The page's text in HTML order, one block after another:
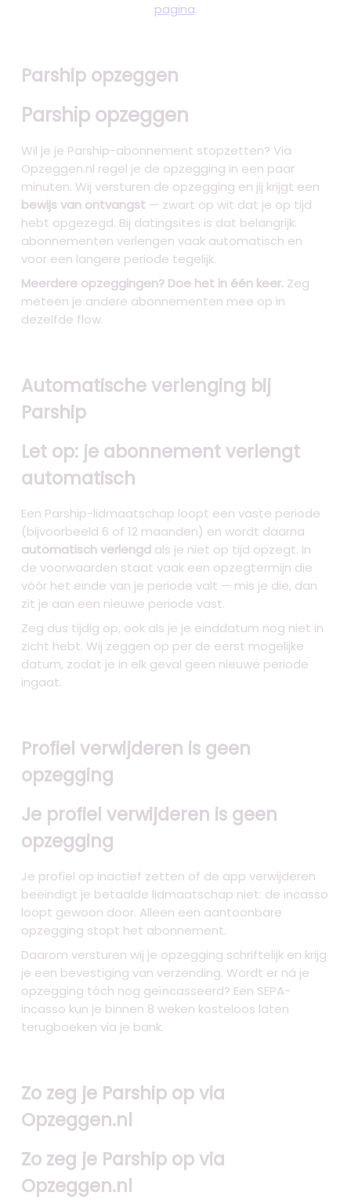
pagina.
Parship opzeggen
Parship opzeggen
Wil je je Parship-abonnement stopzetten? Via
Opzeggen.nl regel je de opzegging in een paar
minuten. Wij versturen de opzegging en jij krijgt een
bewijs van ontvangst — zwart op wit dat je op tijd
hebt opgezegd. Bij datingsites is dat belangrijk:
abonnementen verlengen vaak automatisch en
voor een langere periode tegelijk.
Meerdere opzeggingen? Doe het in één keer. Zeg
meteen je andere abonnementen mee op in
dezelfde flow.
Automatische verlenging bij
Parship
Let op: je abonnement verlengt
automatisch
Een Parship-lidmaatschap loopt een vaste periode
(bijvoorbeeld 6 of 12 maanden) en wordt daarna
automatisch verlengd als je niet op tijd opzegt. In
de voorwaarden staat vaak een opzegtermijn die
vóór het einde van je periode valt — mis je die, dan
zit je aan een nieuwe periode vast.
Zeg dus tijdig op, ook als je je einddatum nog niet in
zicht hebt. Wij zeggen op per de eerst mogelijke
datum, zodat je in elk geval geen nieuwe periode
ingaat.
Profiel verwijderen is geen
opzegging
Je profiel verwijderen is geen
opzegging
Je profiel op inactief zetten of de app verwijderen
beëindigt je betaalde lidmaatschap niet: de incasso
loopt gewoon door. Alleen een aantoonbare
opzegging stopt het abonnement.
Daarom versturen wij je opzegging schriftelijk en krijg
je een bevestiging van verzending. Wordt er ná je
opzegging tóch nog geïncasseerd? Een SEPA-
incasso kun je binnen 8 weken kosteloos laten
terugboeken via je bank.
Zo zeg je Parship op via
Opzeggen.nl
Zo zeg je Parship op via
Opzeggen.nl